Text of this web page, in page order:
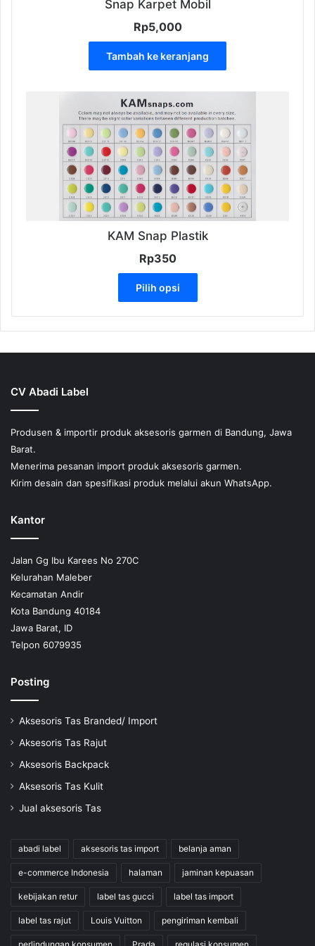
Snap Karpet Mobil
Rp5,000
Tambah ke keranjang
KAM Snap Plastik
Rp350
Pilih opsi
Pilihan
halaman
CV Abadi Label
Produsen & importir produk aksesoris garmen di Bandung, Jawa
Barat.
Menerima pesanan import produk aksesoris garmen.
Kirim desain dan spesifikasi produk melalui akun WhatsApp.
Kantor
Jalan Gg Ibu Karees No 270C
Kelurahan Maleber
Kecamatan Andir
Kota Bandung 40184
Jawa Barat, ID
Telpon 6079935
Posting
Aksesoris Tas Branded/ Import
Aksesoris Tas Rajut
Aksesoris Backpack
Aksesoris Tas Kulit
Jual aksesoris Tas
abadi label aksesoris tas import belanja aman
e-commerce Indonesia halaman jaminan kepuasan
kebijakan retur label tas gucci label tas import
label tas rajut Louis Vuitton pengiriman kembali